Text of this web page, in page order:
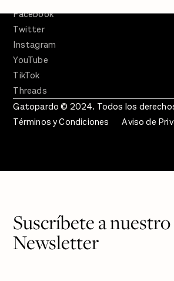
Facebook
Twitter
Instagram
YouTube
TikTok
Threads
Gatopardo © 2024. Todos los
Términos y Condiciones
Aviso de
Suscríbete a nuestro
Newsletter